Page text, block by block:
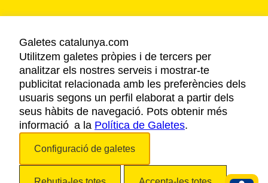
AVÍS LEGAL
POLÍTICA DE PRIVACITAT
COOKIES
ACCESSIBILITAT
Galetes catalunya.com
Utilitzem galetes pròpies i de tercers per
analitzar els nostres serveis i mostrar-te
publicitat relacionada amb les preferències dels
usuaris segons un perfil elaborat a partir dels
seus hàbits de navegació. Pots obtenir més
informació a la Política de Galetes.
Configuració de galetes